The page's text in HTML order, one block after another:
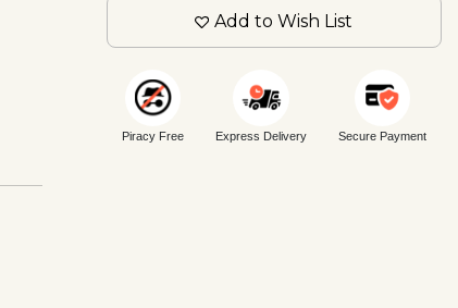
Add to Wish List
Piracy Free Express Delivery Secure Payment